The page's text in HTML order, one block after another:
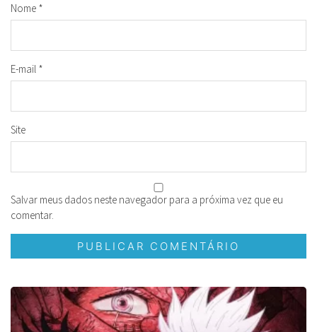
Nome *
E-mail *
Site
Salvar meus dados neste navegador para a próxima vez que eu
comentar.